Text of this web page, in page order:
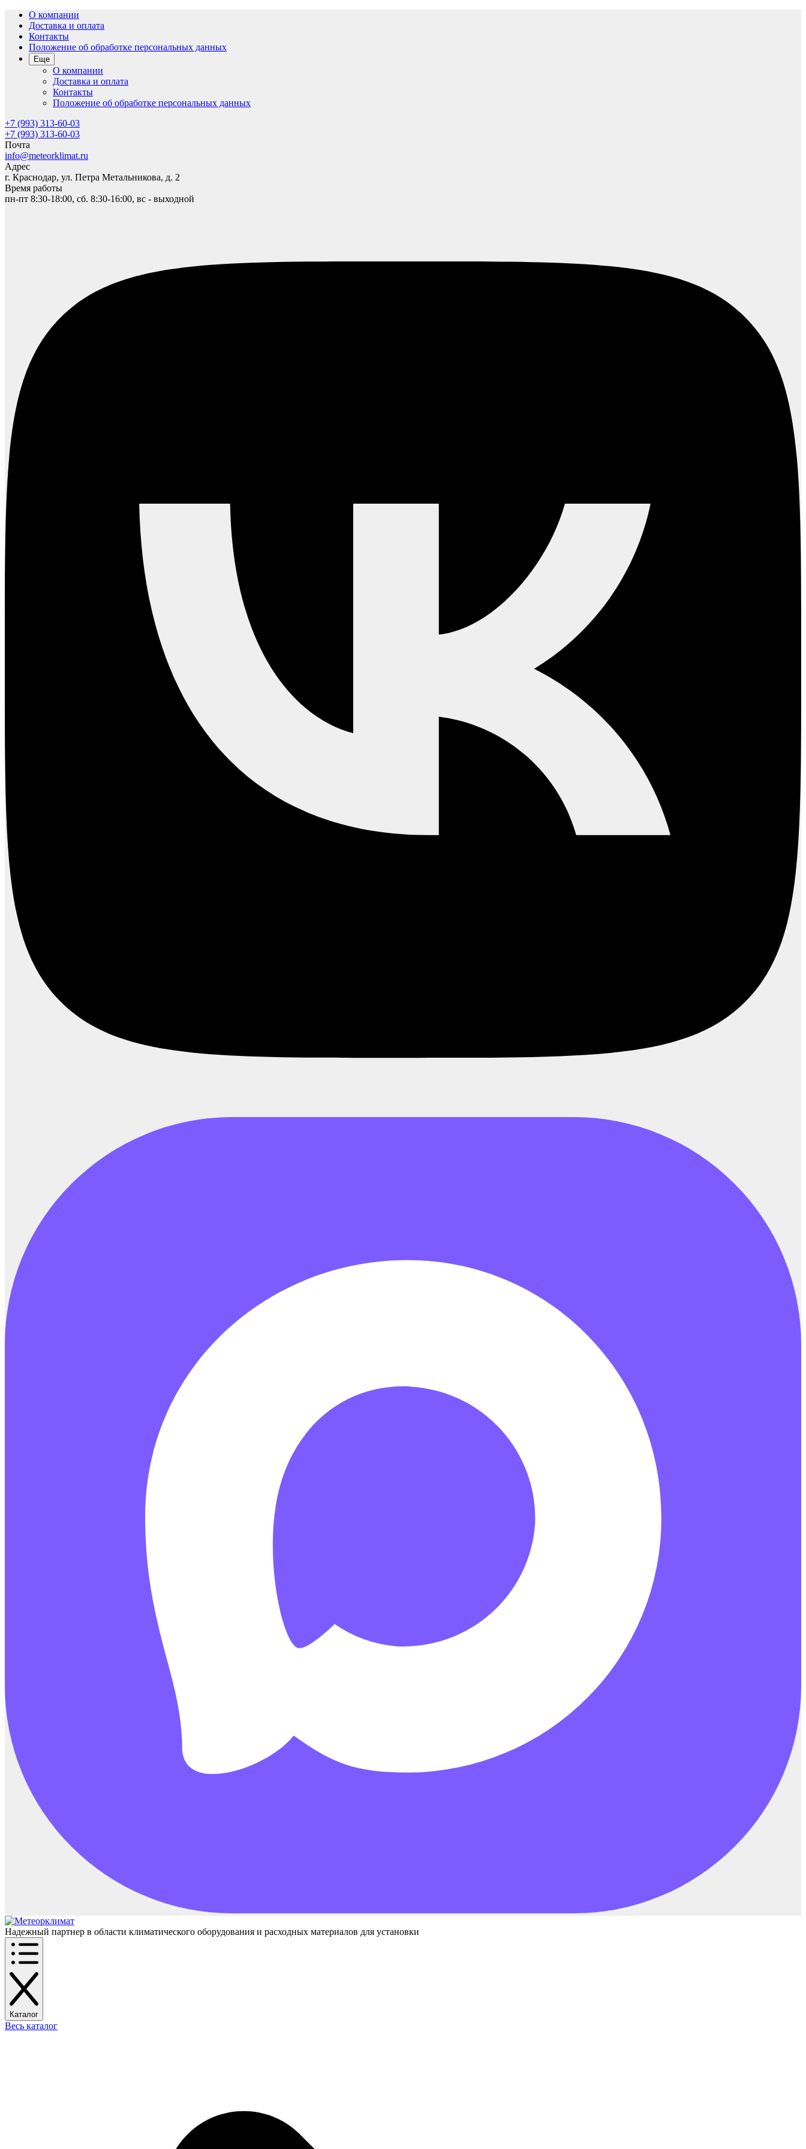
О компании
Доставка и оплата
Контакты
Положение об обработке персональных данных
Еще
О компании
Доставка и оплата
Контакты
Положение об обработке персональных данных
+7 (993) 313-60-03
+7 (993) 313-60-03
Почта
info@meteorklimat.ru
Адрес
г. Краснодар, ул. Петра Метальникова, д. 2
Время работы
пн-пт 8:30-18:00, сб. 8:30-16:00, вс - выходной
Надежный партнер в области климатического оборудования и расходных материалов для установки
Каталог
Весь каталог